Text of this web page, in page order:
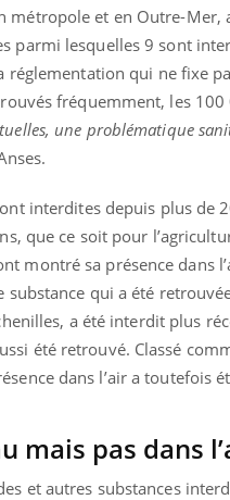
métropole et en Outre-
parmi lesquelles 9 sont
qui ne fixe
fréquemment, les 100
une problématique
interdites depuis plus de
que ce soit pour
montré sa présence dans
qui a été
a été interdit plus
été retrouvé. Classé
dans l’air a toutefois
mais pas dans
et autres substances
mentale : et si on
reçues chez les
chez les soignants. soleil,
sont ...